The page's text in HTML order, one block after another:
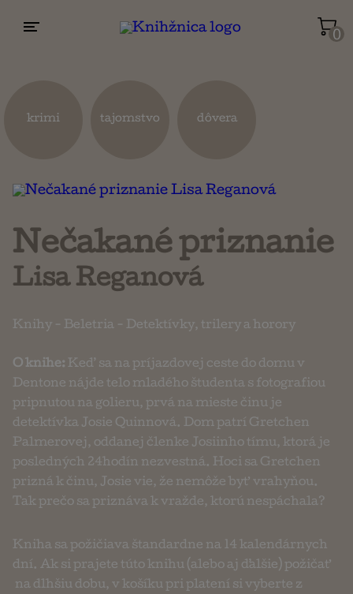
0
krimi tajomstvo dôvera
Nečakané priznanie
Lisa Reganová
Knihy - Beletria - Detektívky, trilery a horory
O knihe: Keď sa na príjazdovej ceste do domu v
Dentone nájde telo mladého študenta s fotografiou
pripnutou na golieru, prvá na mieste činu je
detektívka Josie Quinnová. Dom patrí Gretchen
Palmerovej, oddanej členke Josiinho tímu, ktorá je
posledných 24hodín nezvestná. Hoci sa Gretchen
prizná k činu, Josie vie, že nemôže byť vrahyňou.
Tak prečo sa priznáva k vražde, ktorú nespáchala?
Kniha sa požičiava štandardne na 14 kalendárnych
dní. Ak si prajete túto knihu (alebo aj ďalšie) požičať
na dlhšiu dobu, v košíku pri platení si vyberte z